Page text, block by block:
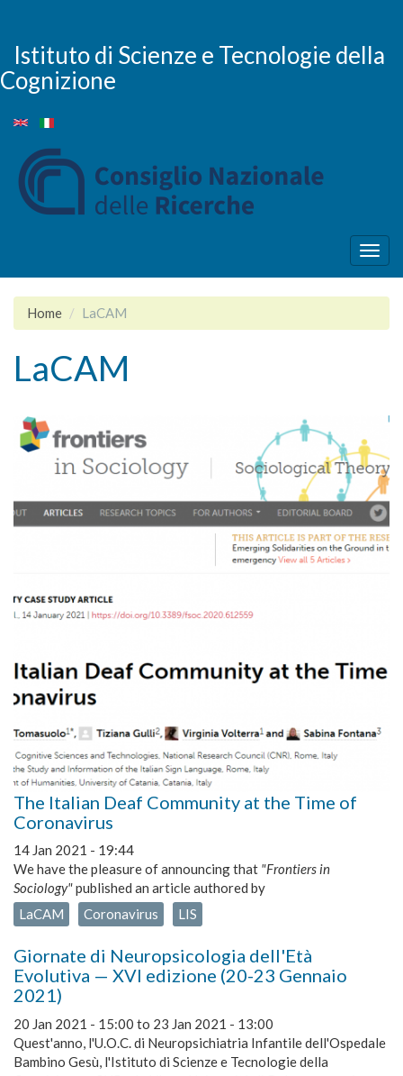
main
content
Istituto di Scienze e Tecnologie della
Cognizione
Home LaCAM
LaCAM
The Italian Deaf Community at the Time of
Coronavirus
14 Jan 2021 - 19:44
We have the pleasure of announcing that "Frontiers in
Sociology"published an article authored by
LaCAM
Coronavirus LIS
Giornate di Neuropsicologia dell'Età
Evolutiva — XVI edizione (20-23 Gennaio
2021)
20 Jan 2021 - 15:00 to 23 Jan 2021 - 13:00
Quest'anno, l'U.O.C. di Neuropsichiatria Infantile dell'Ospedale
Bambino Gesù, l'Istituto di Scienze e Tecnologie della